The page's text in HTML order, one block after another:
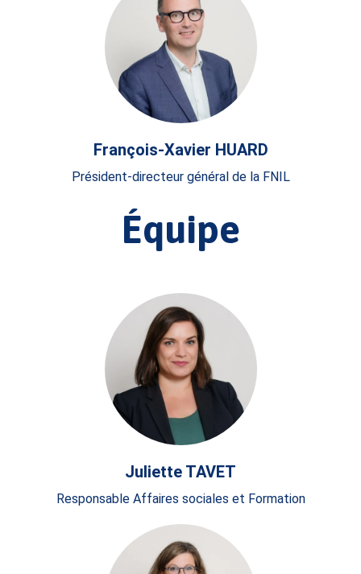
François-Xavier HUARD
Président-directeur général de la FNIL
Équipe
Juliette TAVET
Responsable Affaires sociales et Formation